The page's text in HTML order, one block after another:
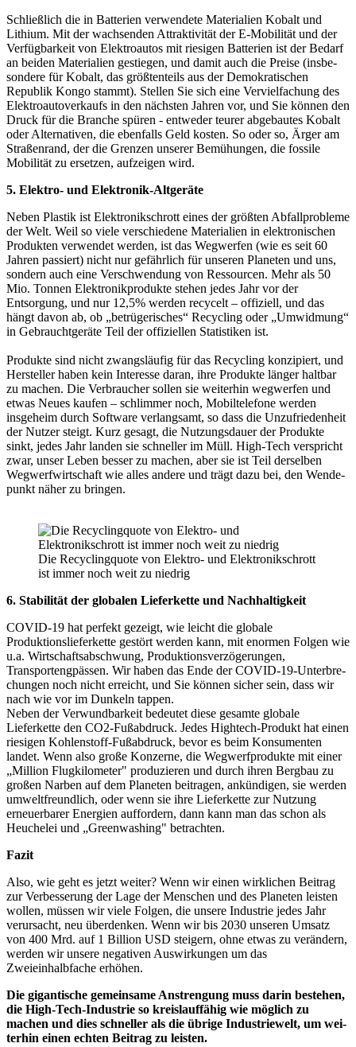
Schließlich die in Batterien verwendete Ma­terialien Kobalt und
Lithium. Mit der wach­senden Attraktivität der E-Mobilität und der
Verfügbarkeit von Elektroautos mit rie­sigen Batterien ist der Bedarf
an beiden Materialien gestiegen, und damit auch die Preise (ins­be­
sondere für Kobalt, das größtenteils aus der Demokratischen
Republik Kongo stammt). Stellen Sie sich eine Vervielfachung des
Elek­troautoverkaufs in den nächsten Jahren vor, und Sie können den
Druck für die Branche spüren - entweder teurer abgebautes Kobalt
oder Alternativen, die ebenfalls Geld kosten. So oder so, Ärger am
Straßenrand, der die Grenzen unserer Bemühungen, die fossile
Mobilität zu ersetzen, aufzeigen wird.
5. Elektro- und Elektronik-Altgeräte
Neben Plastik ist Elektronikschrott eines der größten Abfallprobleme
der Welt. Weil so viele verschiedene Materialien in elektronischen
Produkten verwendet werden, ist das Weg­wer­fen (wie es seit 60
Jahren passiert) nicht nur gefährlich für unseren Planeten und uns,
son­dern auch eine Verschwendung von Ressour­cen. Mehr als 50
Mio. Ton­nen Elektronikpro­dukte stehen jedes Jahr vor der
Entsorgung, und nur 12,5% werden recycelt – offiziell, und das
hängt davon ab, ob „betrügerisches“ Recycling oder „Um­wid­mung“
in Gebrauchtge­räte Teil der offiziellen Statistiken ist.
Produkte sind nicht zwangsläufig für das Recycling konzipiert, und
Hersteller haben kein Interesse daran, ihre Produkte länger haltbar
zu machen. Die Verbraucher sollen sie weiterhin wegwerfen und
etwas Neues kaufen – schlimmer noch, Mobiltelefone werden
insgeheim durch Software verlangsamt, so dass die Unzufriedenheit
der Nutzer steigt. Kurz gesagt, die Nutzungsdauer der Produkte
sinkt, jedes Jahr landen sie schneller im Müll. High-Tech verspricht
zwar, unser Leben besser zu machen, aber sie ist Teil derselben
Weg­werf­wirtschaft wie alles andere und trägt dazu bei, den Wen­de­
punkt näher zu bringen.
Die Recyclingquote von Elektro- und Elektronikschrott
ist immer noch weit zu niedrig
6. Stabilität der globalen Lieferkette und Nachhaltigkeit
COVID-19 hat perfekt gezeigt, wie leicht die globale
Produktionslieferkette gestört werden kann, mit enormen Folgen wie
u.a. Wirt­schafts­abschwung, Produktions­ver­zöge­run­gen,
Transportengpässen. Wir haben das Ende der COVID-19-Unterbre­
chungen noch nicht erreicht, und Sie können sicher sein, dass wir
nach wie vor im Dunkeln tappen.
Neben der Verwundbarkeit bedeutet diese gesamte globale
Lieferkette den CO2-Fuß­ab­druck. Jedes Hightech-Produkt hat einen
riesigen Kohlenstoff-Fußabdruck, bevor es beim Konsumenten
landet. Wenn also große Konzerne, die Wegwerf­pro­dukte mit einer
„Million Flugkilometer" produzieren und durch ihren Bergbau zu
großen Narben auf dem Planeten beitragen, ankündigen, sie werden
umwelt­freund­lich, oder wenn sie ihre Liefer­kette zur Nutzung
erneuerbarer Energien auffordern, dann kann man das schon als
Heuchelei und „Greenwashing" betrachten.
Fazit
Also, wie geht es jetzt weiter? Wenn wir einen wirklichen Beitrag
zur Verbesserung der Lage der Menschen und des Planeten leisten
wol­len, müssen wir viele Folgen, die unsere In­dus­trie jedes Jahr
verursacht, neu überdenken. Wenn wir bis 2030 unseren Umsatz
von 400 Mrd. auf 1 Billion USD steigern, ohne etwas zu verändern,
werden wir unsere negativen Aus­wirkungen um das
Zweieinhalbfache erhöhen.
Die gigantische gemeinsame Anstrengung muss darin bestehen,
die High-Tech-In­dus­trie so kreislauf­fähig wie möglich zu
machen und dies schneller als die übrige Industriewelt, um wei­
ter­hin einen echten Beitrag zu leisten.